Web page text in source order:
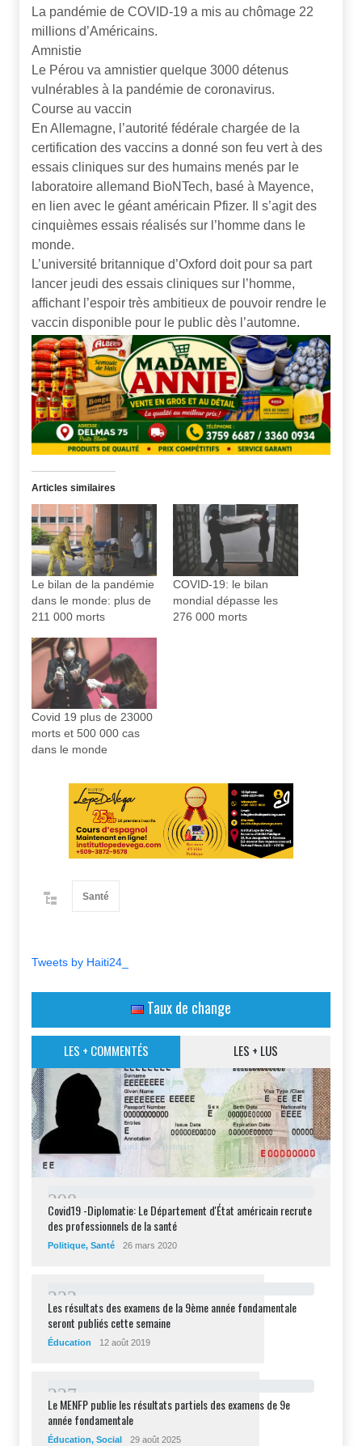
La pandémie de COVID-19 a mis au chômage 22
millions d’Américains.
Amnistie
Le Pérou va amnistier quelque 3000 détenus
vulnérables à la pandémie de coronavirus.
Course au vaccin
En Allemagne, l’autorité fédérale chargée de la
certification des vaccins a donné son feu vert à des
essais cliniques sur des humains menés par le
laboratoire allemand BioNTech, basé à Mayence,
en lien avec le géant américain Pfizer. Il s’agit des
cinquièmes essais réalisés sur l’homme dans le
monde.
L’université britannique d’Oxford doit pour sa part
lancer jeudi des essais cliniques sur l’homme,
affichant l’espoir très ambitieux de pouvoir rendre le
vaccin disponible pour le public dès l’automne.
Articles similaires
Le bilan de la pandémie
dans le monde: plus de
211 000 morts
COVID-19: le bilan
mondial dépasse les
276 000 morts
Covid 19 plus de 23000
morts et 500 000 cas
dans le monde
Santé
Tweets by Haiti24_
Taux de change
LES + COMMENTÉS LES + LUS
298
Covid19 -Diplomatie: Le Département d'État américain recrute
des professionnels de la santé
Politique, Santé 26 mars 2020
232
Les résultats des examens de la 9ème année fondamentale
seront publiés cette semaine
Éducation 12 août 2019
227
Le MENFP publie les résultats partiels des examens de 9e
année fondamentale
Éducation, Social 29 août 2025